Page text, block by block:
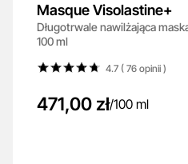
Masque Visolastine+
Długotrwale nawilżająca
100 ml
4.7 ( 76opinii)
471,00 zł/100 ml